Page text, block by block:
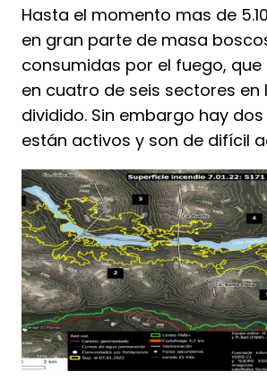
Hasta el momento mas de
en gran parte de masa
consumidas por el fuego,
en cuatro de seis sectores en
dividido. Sin embargo hay
están activos y son de difícil